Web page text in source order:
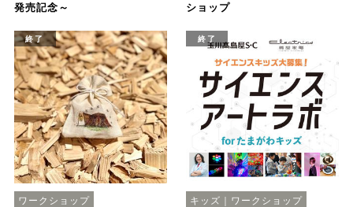
発売記念～
ショップ
終了
ワークショップ
終了
キッズ｜ワークショップ